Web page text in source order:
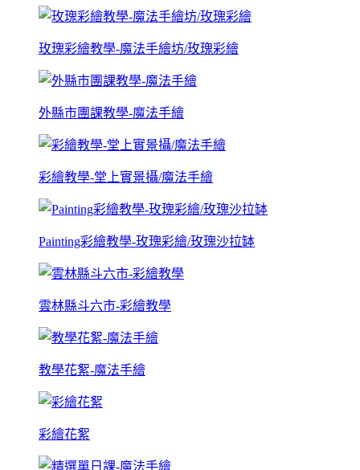
玫瑰彩繪教學-魔法手繪坊/玫瑰彩繪
外縣市團課教學-魔法手繪
彩繪教學-堂上實景攝/魔法手繪
Painting彩繪教學-玫瑰彩繪/玫瑰沙拉缽
雲林縣斗六市-彩繪教學
教學花絮-魔法手繪
彩繪花絮